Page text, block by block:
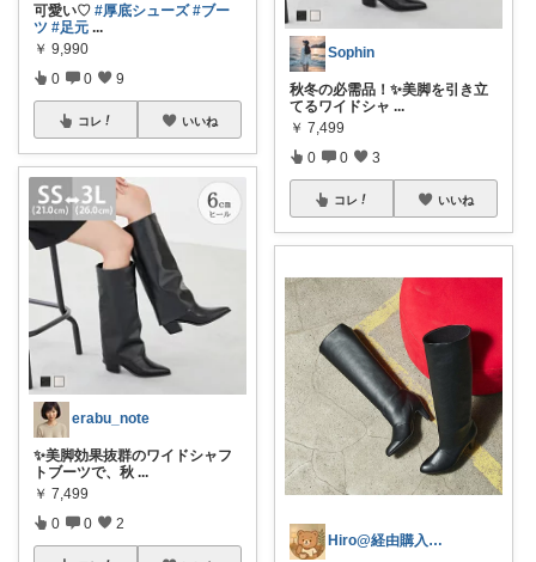
可愛い♡ #厚底シューズ #ブー
ツ #足元 ...
￥ 9,990
0 0 9
コレ いいね
erabu_note
✨美脚効果抜群のワイドシャフ
トブーツで、秋 ...
￥ 7,499
0 0 2
Sophin
秋冬の必需品！✨美脚を引き立
てるワイドシャ ...
￥ 7,499
0 0 3
コレ いいね
Hiro@経由購入ありがとうございます✨